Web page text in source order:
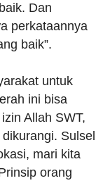
Dan
perkataannya
baik”.
untuk
ini bisa
Allah SWT,
Sulsel
mari kita
orang